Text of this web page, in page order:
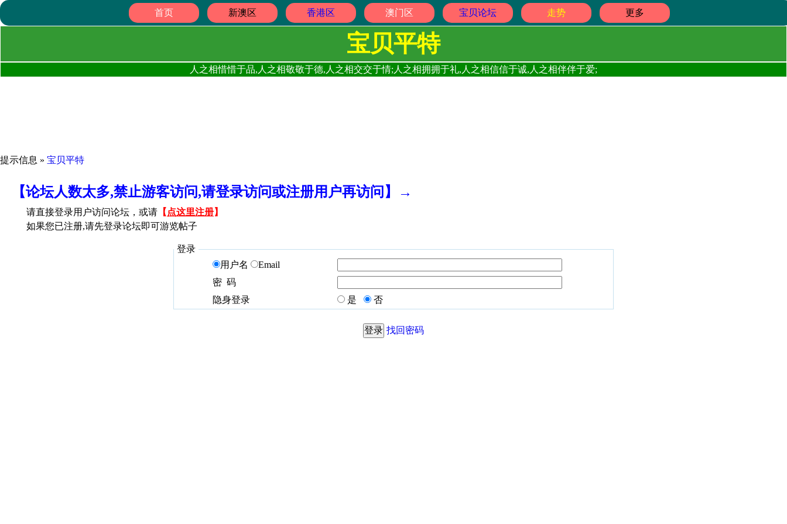
首页 新澳区 香港区 澳门区 宝贝论坛 走势 更多
宝贝平特
人之相惜惜于品,人之相敬敬于德,人之相交交于情;人之相拥拥于礼,人之相信信于诚,人之相伴伴于爱;
提示信息 » 宝贝平特
【论坛人数太多,禁止游客访问,请登录访问或注册用户再访问】→
请直接登录用户访问论坛，或请 【 点这里注册】
如果您已注册,请先登录论坛即可游览帖子
登录
用户名
Email
密 码
隐身登录
是 否
找回密码